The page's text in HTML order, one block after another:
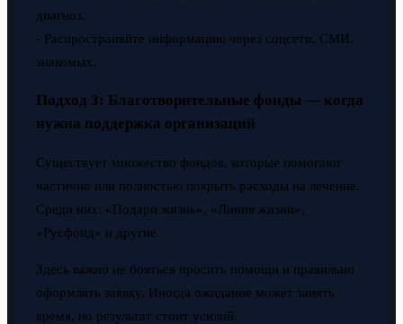
диагноз.
- Распространяйте информацию через соцсети, СМИ,
знакомых.
Подход 3: Благотворительные фонды — когда
нужна поддержка организаций
Существует множество фондов, которые помогают
частично или полностью покрыть расходы на лечение.
Среди них: «Подари жизнь», «Линия жизни»,
«Русфонд» и другие.
Здесь важно не бояться просить помощи и правильно
оформлять заявку. Иногда ожидание может занять
время, но результат стоит усилий.